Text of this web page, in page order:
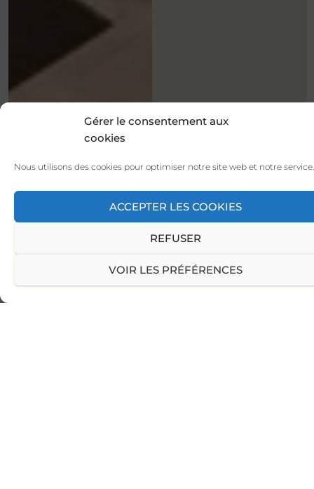
Gérer le consentement aux
cookies
Nous utilisons des cookies pour optimiser notre site web et notre service.
ACCEPTER LES COOKIES
REFUSER
VOIR LES PRÉFÉRENCES